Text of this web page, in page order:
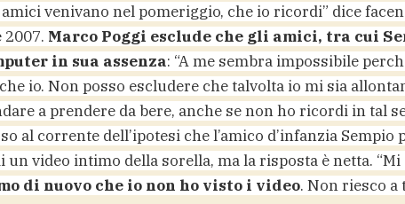
venivano nel pomeriggio, che io ricordi” dice
2007. Marco Poggi esclude che gli amici, tra cui
in sua assenza: “A me sembra impossibile
io. Non posso escludere che talvolta io mi sia
a prendere da bere, anche se non ho ricordi in tal
al corrente dell’ipotesi che l’amico d’infanzia Sempio
un video intimo della sorella, ma la risposta è netta.
di nuovo che io non ho visto i video. Non riesco a